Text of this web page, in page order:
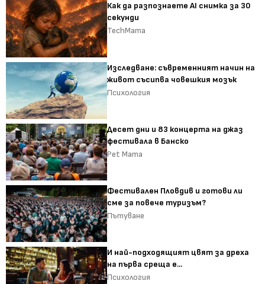
Как да разпознаете AI снимка за 30
секунди
TechMama
Изследване: съвременният начин на
живот съсипва човешкия мозък
Психология
Десет дни и 83 концерта на джаз
фестивала в Банско
Pet Mama
Фестивален Пловдив и готови ли
сме за повече туризъм?
Пътуване
И най-подходящият цвят за дреха
на първа среща е...
Психология